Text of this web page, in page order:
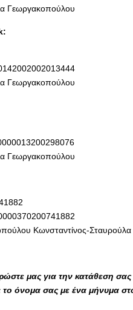
Γεωργακοπούλου
Γεωργακοπούλου
Γεωργακοπούλου
Κωνσταντίνος-Σταυρούλα
μας για την κατάθεση σας
όνομα σας με ένα μήνυμα